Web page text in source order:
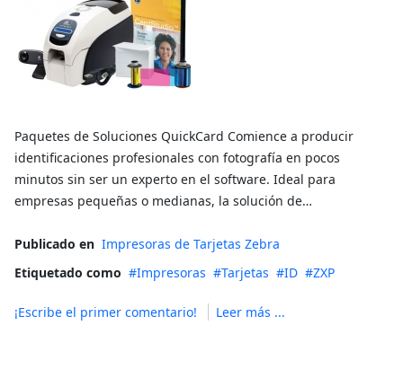
Paquetes de Soluciones QuickCard Comience a producir
identificaciones profesionales con fotografía en pocos
minutos sin ser un experto en el software. Ideal para
empresas pequeñas o medianas, la solución de…
Publicado en Impresoras de Tarjetas Zebra
Etiquetado como
Impresoras Tarjetas ID ZXP
¡Escribe el primer comentario! Leer más ...